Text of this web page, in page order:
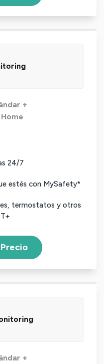
+
24/7
estés con MySafety*
termostatos y otros
+